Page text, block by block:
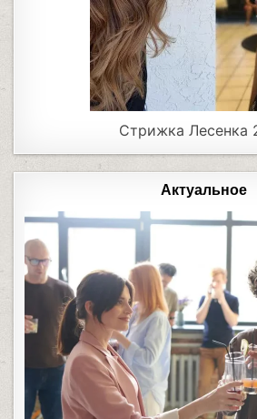
Стрижка Лесенка
Актуальное